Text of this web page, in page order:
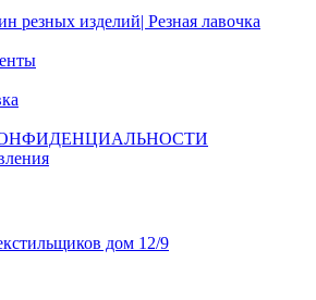
резных изделий| Резная лавочка
дом 12/9